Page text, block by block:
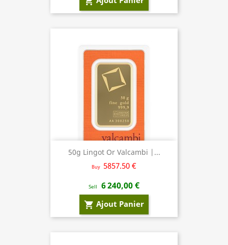
50g Lingot Or Valcambi |...
Buy 5857.50 €
Sell 6 240,00 €
shopping_cart Ajout Panier